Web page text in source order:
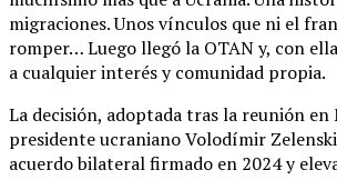
migraciones. Unos vínculos que ni el
romper… Luego llegó la OTAN y, con
a cualquier interés y comunidad propia.
La decisión, adoptada tras la reunión en
presidente ucraniano Volodímir
acuerdo bilateral firmado en 2024 y